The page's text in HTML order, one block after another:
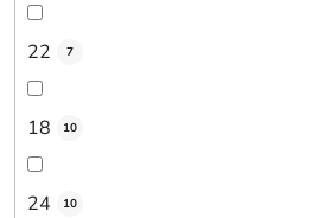
22 7
18 10
24 10